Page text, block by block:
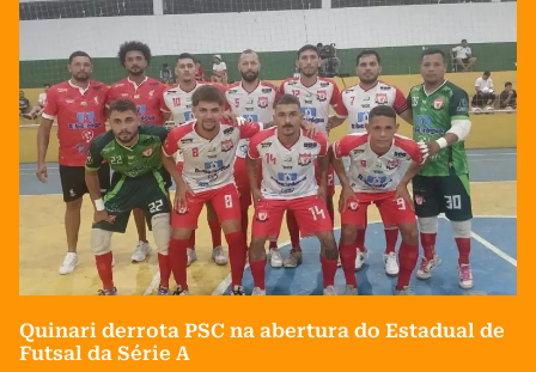
Quinari derrota PSC na abertura do Estadual de
Futsal da Série A